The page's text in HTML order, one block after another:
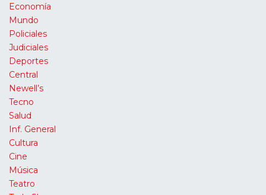
Economía
Mundo
Policiales
Judiciales
Deportes
Central
Newell’s
Tecno
Salud
Inf. General
Cultura
Cine
Música
Teatro